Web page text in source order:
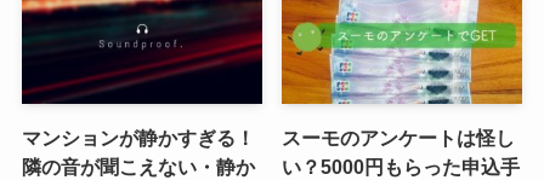
マンションが静かすぎる！
隣の音が聞こえない・静か
スーモのアンケートは怪し
い？5000円もらった申込手